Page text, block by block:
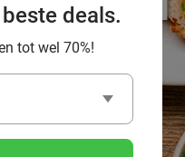
deals.
tot wel 70%!